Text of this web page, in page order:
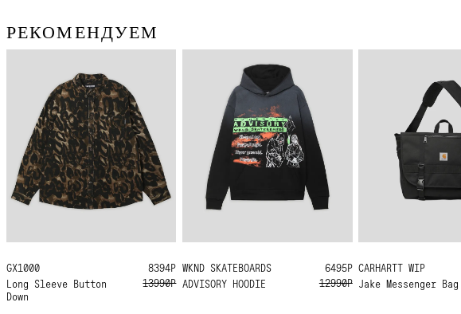
РЕКОМЕНДУЕМ
GX1000
Long Sleeve Button
Down
M L XL
8394Р
13990Р
WKND SKATEBOARDS
ADVISORY HOODIE
L XL
6495Р
12990Р
CARHARTT WIP
Jake Messenger Bag
ONE SIZE